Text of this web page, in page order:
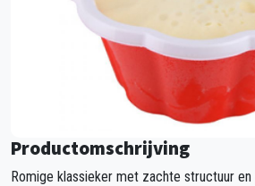
Productomschrijving
Romige klassieker met zachte structuur en